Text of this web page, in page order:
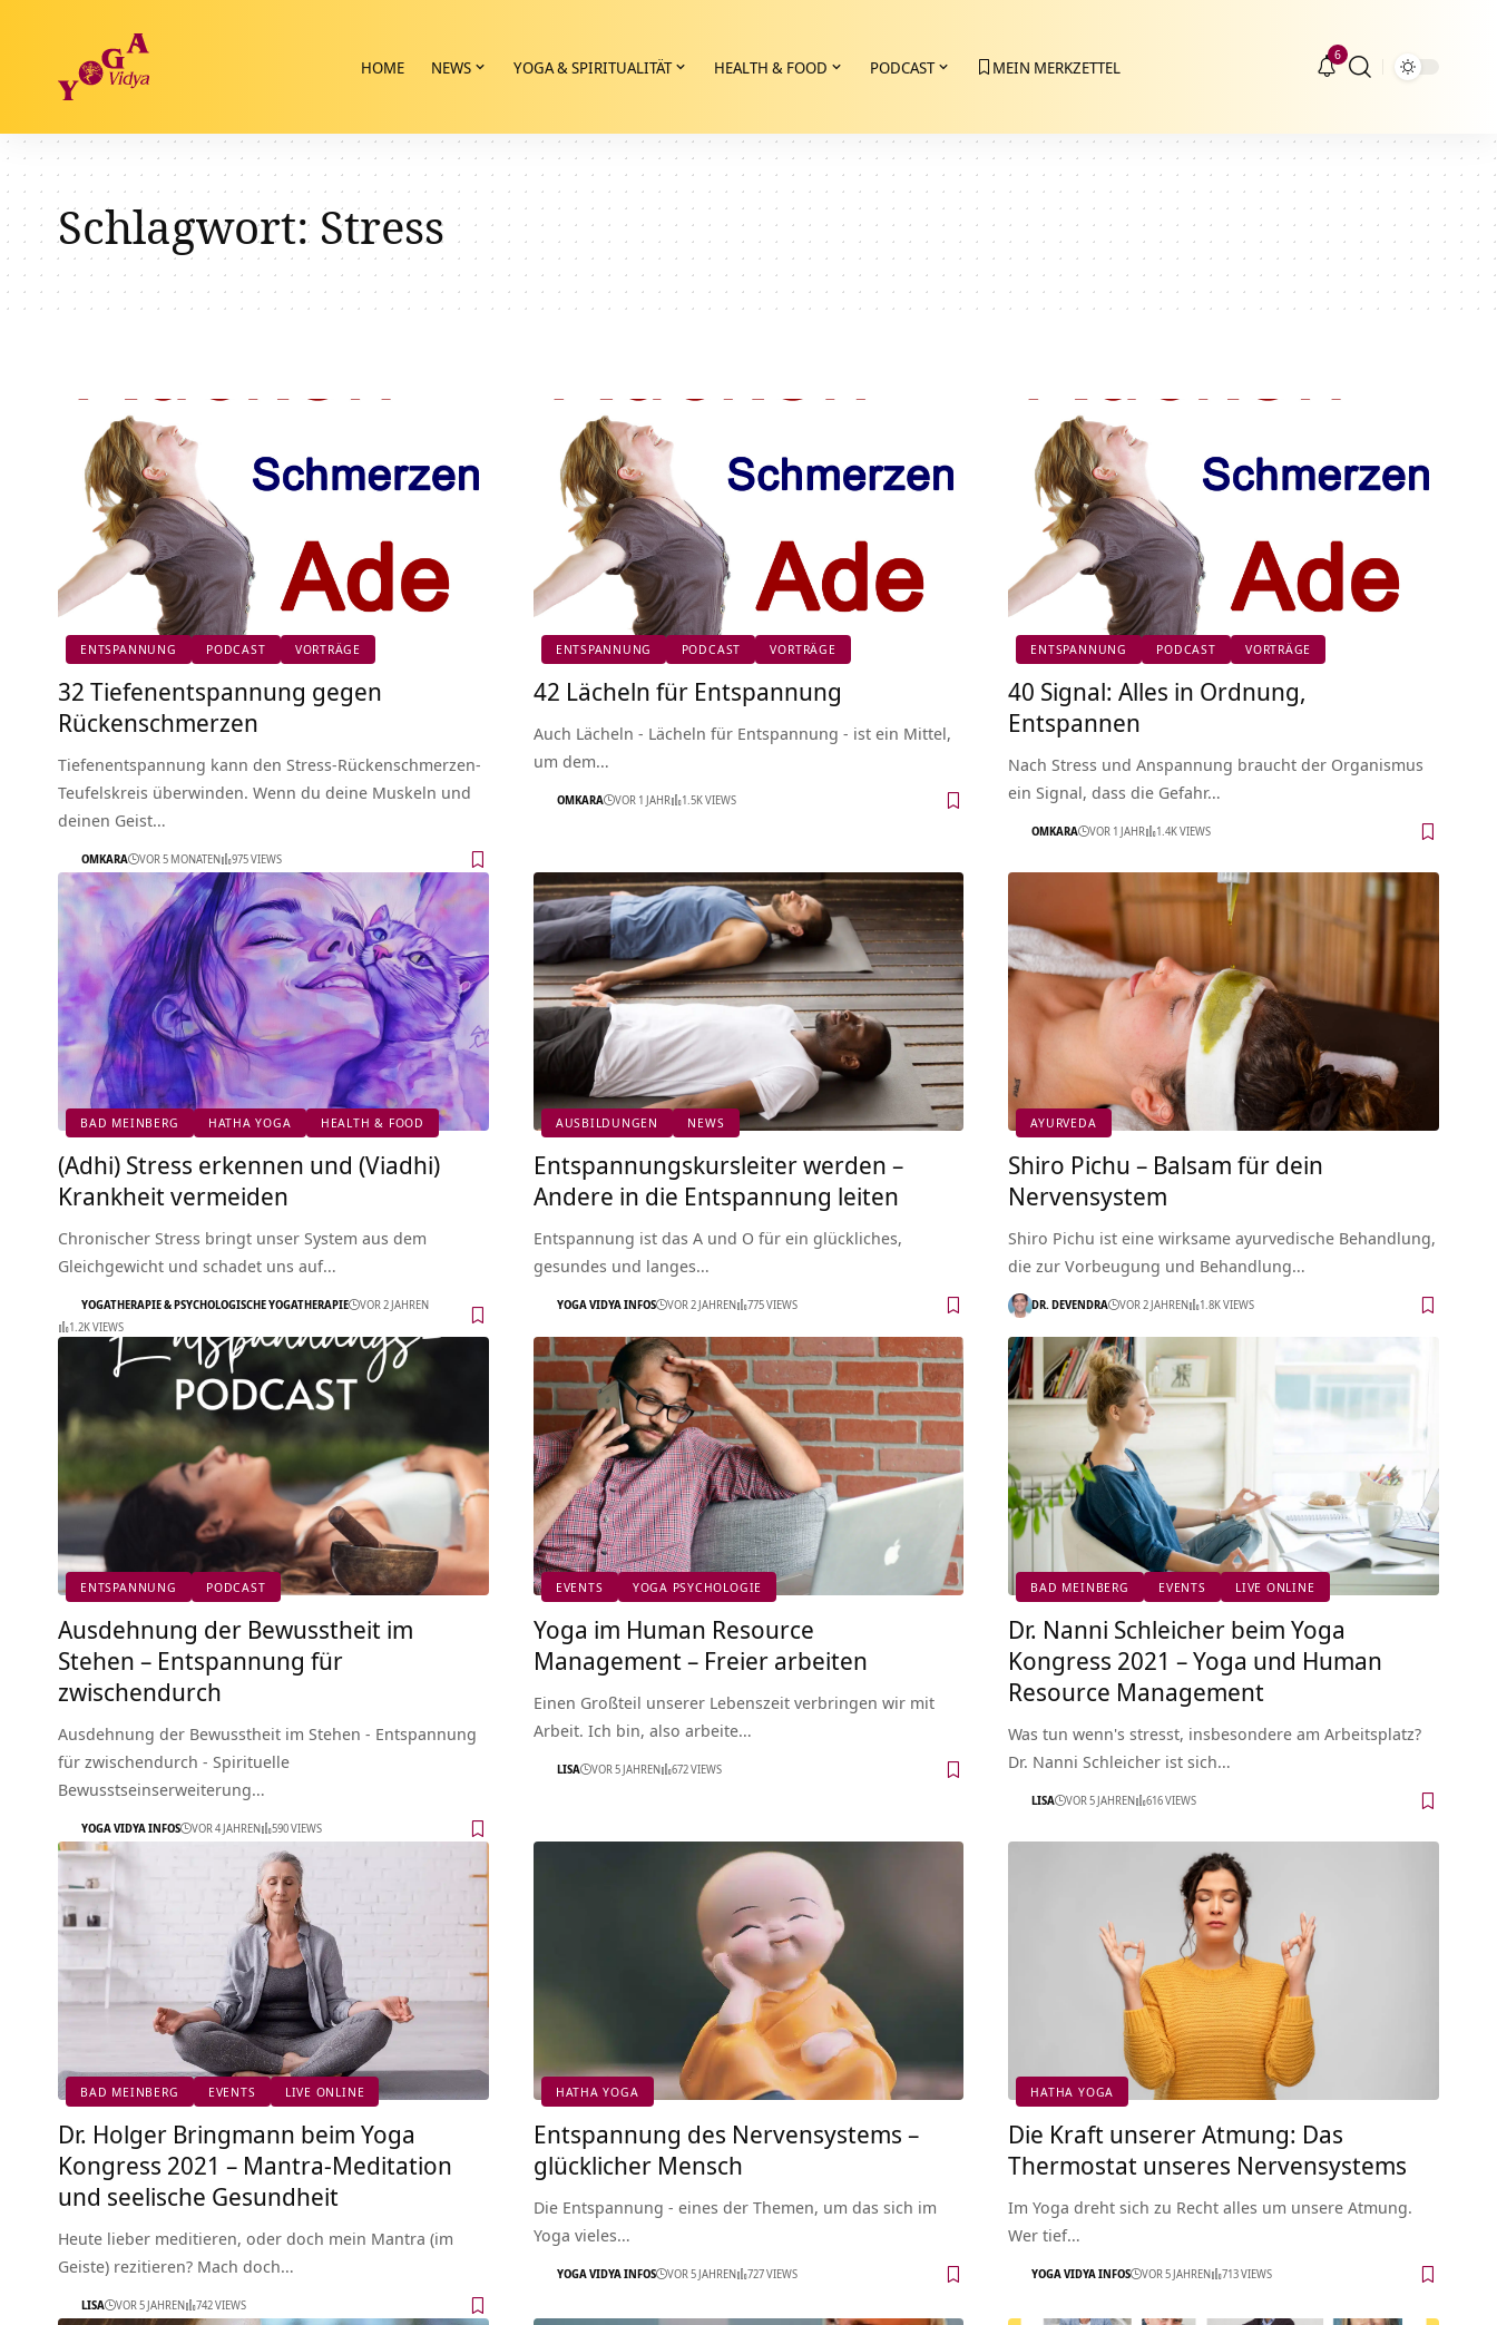
HOME NEWS YOGA & SPIRITUALITÄT HEALTH & FOOD PODCAST MEIN MERKZETTEL
6
Schlagwort: Stress
ENTSPANNUNG PODCAST VORTRÄGE
32 Tiefenentspannung gegen
Rückenschmerzen
Tiefenentspannung kann den Stress-Rückenschmerzen-
Teufelskreis überwinden. Wenn du deine Muskeln und
deinen Geist…
OMKARA VOR 5 MONATEN 975 VIEWS
ENTSPANNUNG PODCAST VORTRÄGE
42 Lächeln für Entspannung
Auch Lächeln - Lächeln für Entspannung - ist ein Mittel,
um dem…
OMKARA VOR 1 JAHR 1.5K VIEWS
ENTSPANNUNG PODCAST VORTRÄGE
40 Signal: Alles in Ordnung,
Entspannen
Nach Stress und Anspannung braucht der Organismus
ein Signal, dass die Gefahr…
OMKARA VOR 1 JAHR 1.4K VIEWS
BAD MEINBERG HATHA YOGA HEALTH & FOOD
(Adhi) Stress erkennen und (Viadhi)
Krankheit vermeiden
Chronischer Stress bringt unser System aus dem
Gleichgewicht und schadet uns auf…
YOGATHERAPIE & PSYCHOLOGISCHE YOGATHERAPIE
VOR 2 JAHREN
1.2K VIEWS
AUSBILDUNGEN NEWS
Entspannungskursleiter werden –
Andere in die Entspannung leiten
Entspannung ist das A und O für ein glückliches,
gesundes und langes…
YOGA VIDYA INFOS VOR 2 JAHREN 775 VIEWS
AYURVEDA
Shiro Pichu – Balsam für dein
Nervensystem
Shiro Pichu ist eine wirksame ayurvedische Behandlung,
die zur Vorbeugung und Behandlung…
DR. DEVENDRA VOR 2 JAHREN 1.8K VIEWS
ENTSPANNUNG PODCAST
Ausdehnung der Bewusstheit im
Stehen – Entspannung für
zwischendurch
Ausdehnung der Bewusstheit im Stehen - Entspannung
für zwischendurch - Spirituelle
Bewusstseinserweiterung…
YOGA VIDYA INFOS VOR 4 JAHREN 590 VIEWS
EVENTS YOGA PSYCHOLOGIE
Yoga im Human Resource
Management – Freier arbeiten
Einen Großteil unserer Lebenszeit verbringen wir mit
Arbeit. Ich bin, also arbeite…
LISA VOR 5 JAHREN 672 VIEWS
BAD MEINBERG EVENTS LIVE ONLINE
Dr. Nanni Schleicher beim Yoga
Kongress 2021 – Yoga und Human
Resource Management
Was tun wenn's stresst, insbesondere am Arbeitsplatz?
Dr. Nanni Schleicher ist sich…
LISA VOR 5 JAHREN 616 VIEWS
BAD MEINBERG EVENTS LIVE ONLINE
Dr. Holger Bringmann beim Yoga
Kongress 2021 – Mantra-Meditation
und seelische Gesundheit
Heute lieber meditieren, oder doch mein Mantra (im
Geiste) rezitieren? Mach doch…
LISA VOR 5 JAHREN 742 VIEWS
HATHA YOGA
Entspannung des Nervensystems –
glücklicher Mensch
Die Entspannung - eines der Themen, um das sich im
Yoga vieles…
YOGA VIDYA INFOS VOR 5 JAHREN 727 VIEWS
HATHA YOGA
Die Kraft unserer Atmung: Das
Thermostat unseres Nervensystems
Im Yoga dreht sich zu Recht alles um unsere Atmung.
Wer tief…
YOGA VIDYA INFOS VOR 5 JAHREN 713 VIEWS